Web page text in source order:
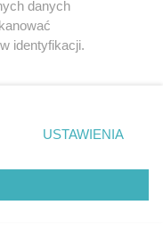
danych
identyfikacji.
prywatności
strony
zgody
się takiemu
zastosowanie tylko
USTAWIENIA